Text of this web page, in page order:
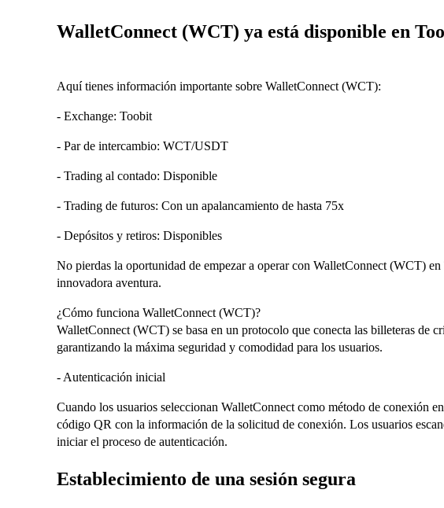
WalletConnect (WCT) ya está disponible en
Aquí tienes información importante sobre WalletConnect (WCT):
- Exchange: Toobit
- Par de intercambio: WCT/USDT
- Trading al contado: Disponible
- Trading de futuros: Con un apalancamiento de hasta 75x
- Depósitos y retiros: Disponibles
No pierdas la oportunidad de empezar a operar con WalletConnect (WCT)
innovadora aventura.
¿Cómo funciona WalletConnect (WCT)?
WalletConnect (WCT) se basa en un protocolo que conecta las billeteras de
garantizando la máxima seguridad y comodidad para los usuarios.
- Autenticación inicial
Cuando los usuarios seleccionan WalletConnect como método de conexión
código QR con la información de la solicitud de conexión. Los usuarios
iniciar el proceso de autenticación.
Establecimiento de una sesión segura